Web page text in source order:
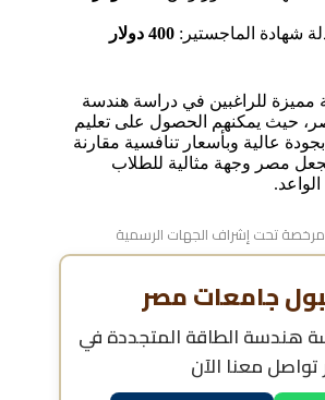
شهادة الماجستير: 400 دولار
للراغبين في دراسة هندسة
حيث يمكنهم الحصول على تعليم
عالية وبأسعار تنافسية مقارنة
مصر وجهة مثالية للطلاب
تحت إشراف الجهات الرسمية
جامعات مصر
هندسة الطاقة المتجددة في
تواصل معنا الآن